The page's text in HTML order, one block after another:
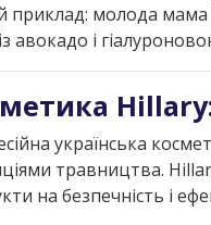
приклад: молода мама
авокадо і
українська
травництва.
на безпечність і